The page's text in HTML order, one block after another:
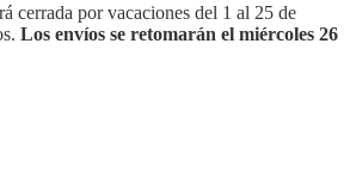
cerrada por vacaciones del 1 al 25 de
Los envíos se retomarán el miércoles 26